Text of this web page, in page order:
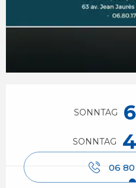
SONNTAG
SONNTAG
06 80